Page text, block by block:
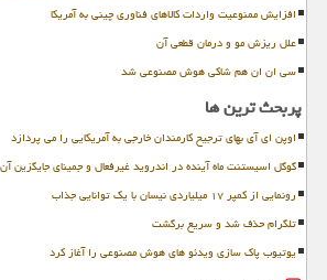
افزایش ممنوعیت واردات کالاهای فناوری چینی به آمریکا
علل ریزش مو و درمان قطعی آن
سی ان ان هم شاکی هوش مصنوعی شد
پربحث ترین ها
اوپن ای آی بهای ترجیح کارمندان خارجی به آمریکایی را می پردازد
گوگل اسیستنت ماه آینده در اندروید غیرفعال و جمینای جایگزین
رونمایی از کمپر ۱۷ میلیاردی نیسان با یک توانایی جذاب
تلگرام حذف شد و سریع برگشت
یوتیوب پاک سازی ویدئو های هوش مصنوعی را آغاز کرد